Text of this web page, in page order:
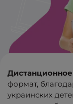
формат,
украинских